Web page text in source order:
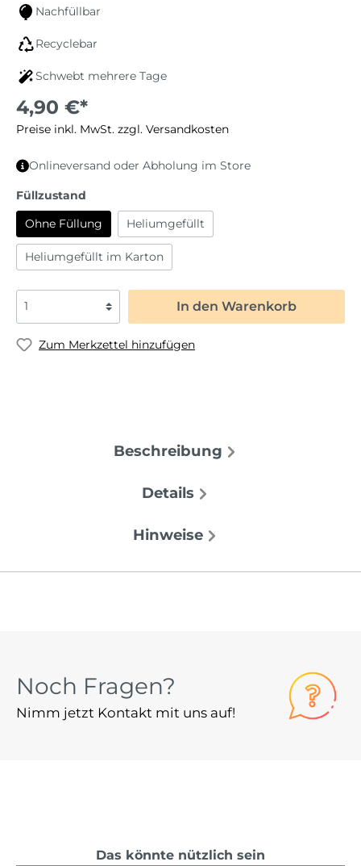
Nachfüllbar
Recyclebar
Schwebt mehrere Tage
4,90 €*
Preise inkl. MwSt. zzgl. Versandkosten
Onlineversand oder Abholung im Store
Füllzustand
Ohne Füllung
Heliumgefüllt
Heliumgefüllt im Karton
In den Warenkorb
Zum Merkzettel hinzufügen
Beschreibung
Details
Hinweise
Noch Fragen?
Nimm jetzt Kontakt mit uns auf!
Das könnte nützlich sein